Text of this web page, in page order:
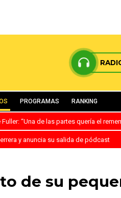
PROGRAMAS RANKING
“Una de las partes quería el
y anuncia su salida de pódcast
de su